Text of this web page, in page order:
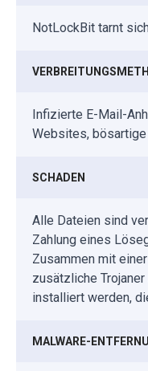
NotLockBit tarnt
Infizierte E-Mail-
Websites, bösartige
SCHADEN
Alle Dateien sind
Zahlung eines
Zusammen mit
zusätzliche
installiert werden,
MALWARE-